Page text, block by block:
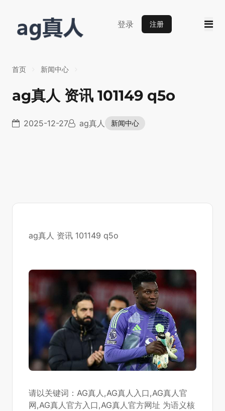
登录 注册
首页 新闻中心
ag真人 资讯 101149 q5o
2025-12-27 ag真人 新闻中心
ag真人 资讯 101149 q5o
请以关键词：AG真人,AG真人入口,AG真人官
网,AG真人官方入口,AG真人官方网址 为语义核